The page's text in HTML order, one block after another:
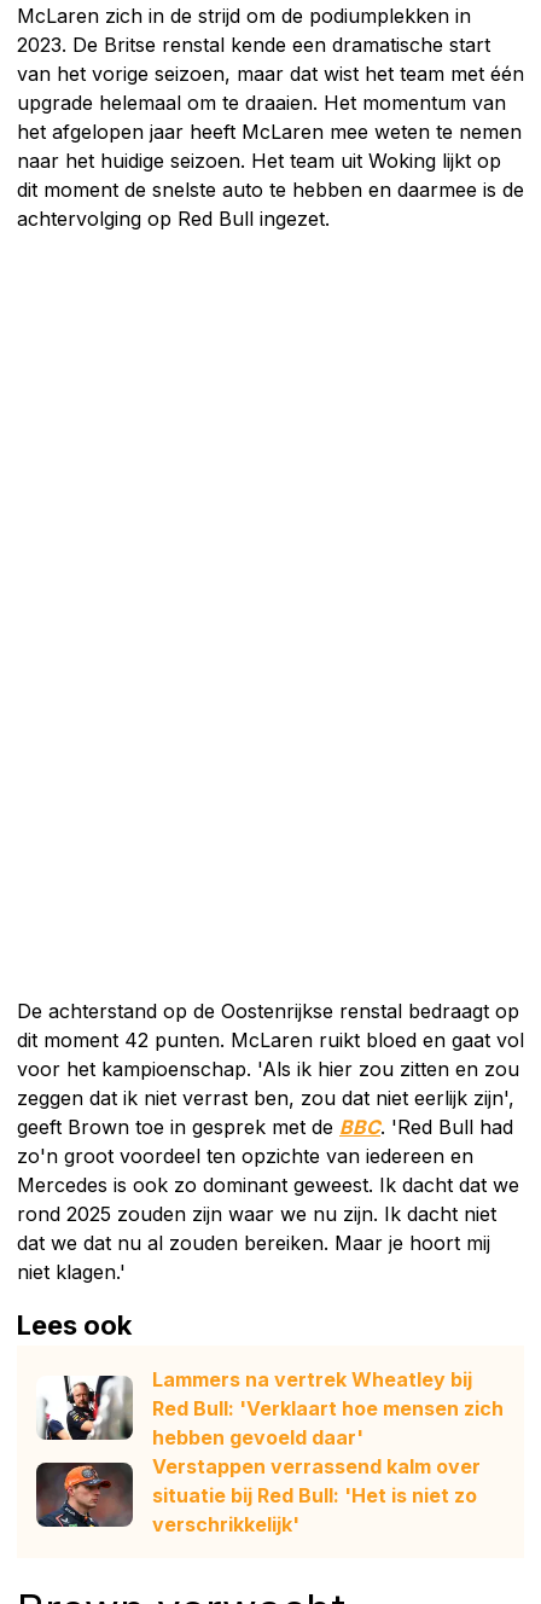
McLaren zich in de strijd om de podiumplekken in
2023. De Britse renstal kende een dramatische start
van het vorige seizoen, maar dat wist het team met één
upgrade helemaal om te draaien. Het momentum van
het afgelopen jaar heeft McLaren mee weten te nemen
naar het huidige seizoen. Het team uit Woking lijkt op
dit moment de snelste auto te hebben en daarmee is de
achtervolging op Red Bull ingezet.
De achterstand op de Oostenrijkse renstal bedraagt op
dit moment 42 punten. McLaren ruikt bloed en gaat vol
voor het kampioenschap. 'Als ik hier zou zitten en zou
zeggen dat ik niet verrast ben, zou dat niet eerlijk zijn',
geeft Brown toe in gesprek met de BBC. 'Red Bull had
zo'n groot voordeel ten opzichte van iedereen en
Mercedes is ook zo dominant geweest. Ik dacht dat we
rond 2025 zouden zijn waar we nu zijn. Ik dacht niet
dat we dat nu al zouden bereiken. Maar je hoort mij
niet klagen.'
Lees ook
Lammers na vertrek Wheatley bij
Red Bull: 'Verklaart hoe mensen zich
hebben gevoeld daar'
Verstappen verrassend kalm over
situatie bij Red Bull: 'Het is niet zo
verschrikkelijk'